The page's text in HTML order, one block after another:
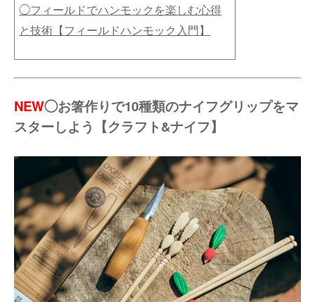
◯フィールドでハンモックを楽しむ心得
と技術【フィールドハンモック入門】
NEW◯お箸作りで10種類のナイフグリップをマ
スターしよう【クラフト&ナイフ】